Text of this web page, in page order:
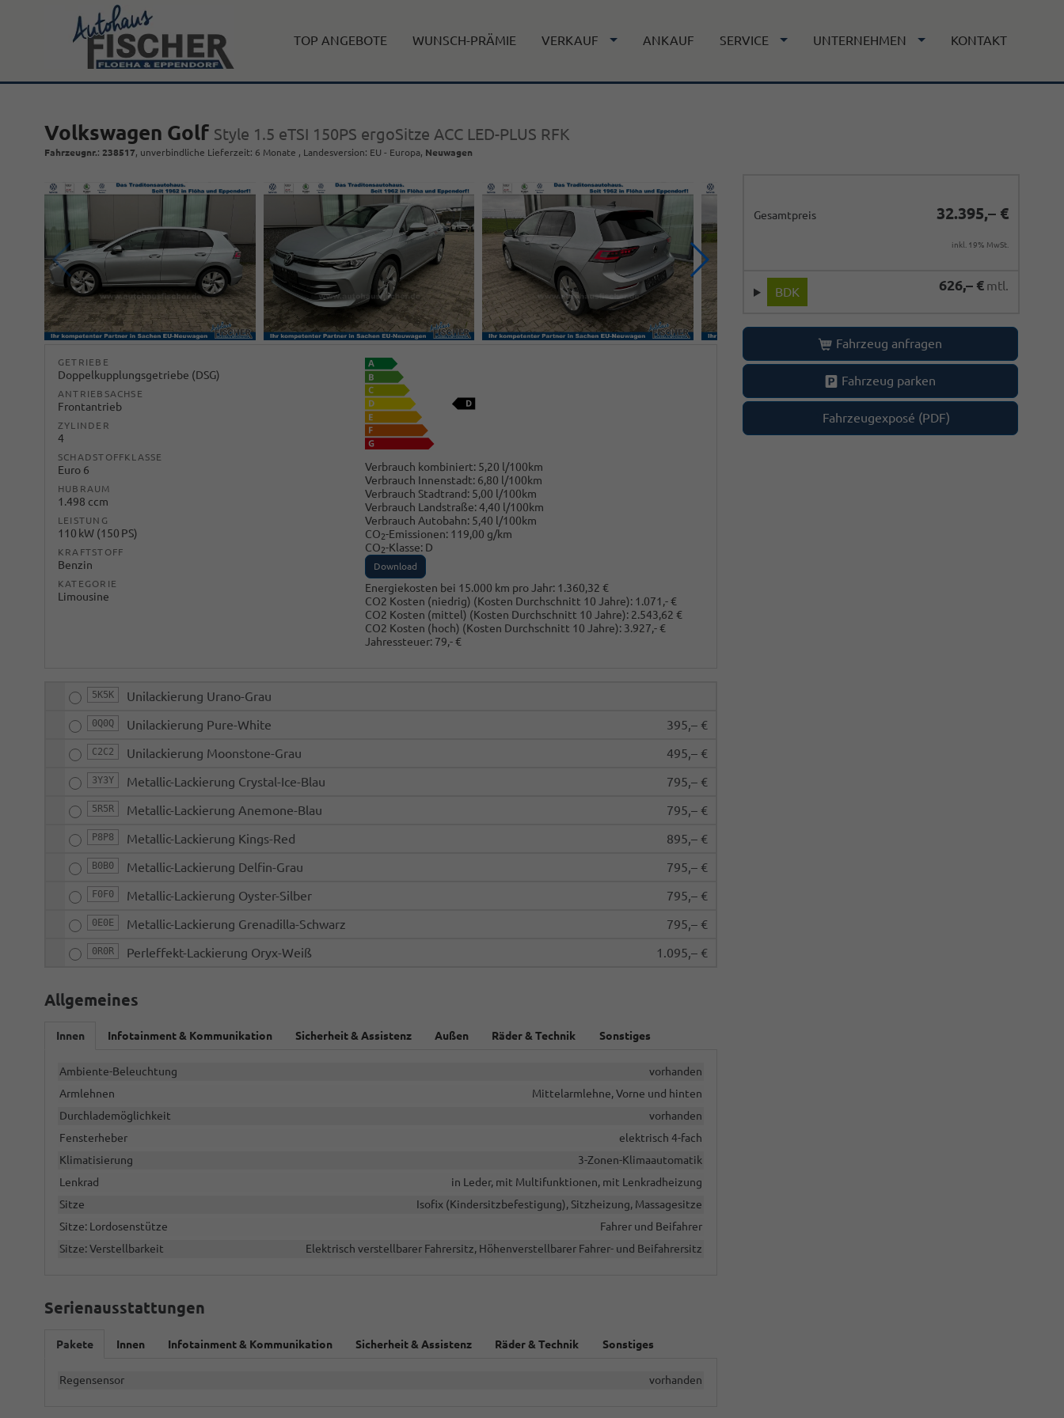
TOP ANGEBOTE WUNSCH-PRÄMIE VERKAUF ANKAUF SERVICE UNTERNEHMEN KONTAKT
Volkswagen Golf Style 1.5 eTSI 150PS ergoSitze ACC LED-PLUS RFK
Fahrzeugnr.: 238517, unverbindliche Lieferzeit: 6 Monate , Landesversion: EU - Europa, Neuwagen
Gesamtpreis 32.395,– €
inkl. 19% MwSt.
626,– € mtl.
BDK
Fahrzeug anfragen
Fahrzeug parken
Fahrzeugexposé (PDF)
GETRIEBE
Doppelkupplungsgetriebe (DSG)
ANTRIEBSACHSE
Frontantrieb
ZYLINDER
4
SCHADSTOFFKLASSE
Euro 6
HUBRAUM
1.498 ccm
LEISTUNG
110 kW (150 PS)
KRAFTSTOFF
Benzin
KATEGORIE
Limousine
Verbrauch kombiniert: 5,20 l/100km
Verbrauch Innenstadt: 6,80 l/100km
Verbrauch Stadtrand: 5,00 l/100km
Verbrauch Landstraße:4,40 l/100km
Verbrauch Autobahn: 5,40 l/100km
CO2-Emissionen: 119,00 g/km
CO2-Klasse: D
Download
Energiekosten bei 15.000 km pro Jahr: 1.360,32 €
CO2 Kosten (niedrig) (Kosten Durchschnitt 10 Jahre): 1.071,- €
CO2 Kosten (mittel) (Kosten Durchschnitt 10 Jahre): 2.543,62 €
CO2 Kosten (hoch) (Kosten Durchschnitt 10 Jahre): 3.927,- €
Jahressteuer: 79,- €
5K5K Unilackierung Urano-Grau
0Q0Q Unilackierung Pure-White 395,– €
C2C2 Unilackierung Moonstone-Grau 495,– €
3Y3Y Metallic-Lackierung Crystal-Ice-Blau 795,– €
5R5R Metallic-Lackierung Anemone-Blau 795,– €
P8P8 Metallic-Lackierung Kings-Red 895,– €
B0B0 Metallic-Lackierung Delfin-Grau 795,– €
F0F0 Metallic-Lackierung Oyster-Silber 795,– €
0E0E Metallic-Lackierung Grenadilla-Schwarz 795,– €
0R0R Perleffekt-Lackierung Oryx-Weiß 1.095,– €
Allgemeines
Innen Infotainment & Kommunikation Sicherheit & Assistenz Außen Räder & Technik Sonstiges
Ambiente-Beleuchtung
vorhanden
Armlehnen
Mittelarmlehne, Vorne und hinten
Durchlademöglichkeit
vorhanden
Fensterheber
elektrisch 4-fach
Klimatisierung
3-Zonen-Klimaautomatik
Lenkrad
in Leder, mit Multifunktionen, mit Lenkradheizung
Sitze
Isofix (Kindersitzbefestigung), Sitzheizung, Massagesitze
Sitze: Lordosenstütze
Fahrer und Beifahrer
Sitze: Verstellbarkeit
Elektrisch verstellbarer Fahrersitz, Höhenverstellbarer Fahrer- und Beifahrersitz
Serienausstattungen
Pakete Innen Infotainment & Kommunikation Sicherheit & Assistenz Räder & Technik Sonstiges
Regensensor vorhanden